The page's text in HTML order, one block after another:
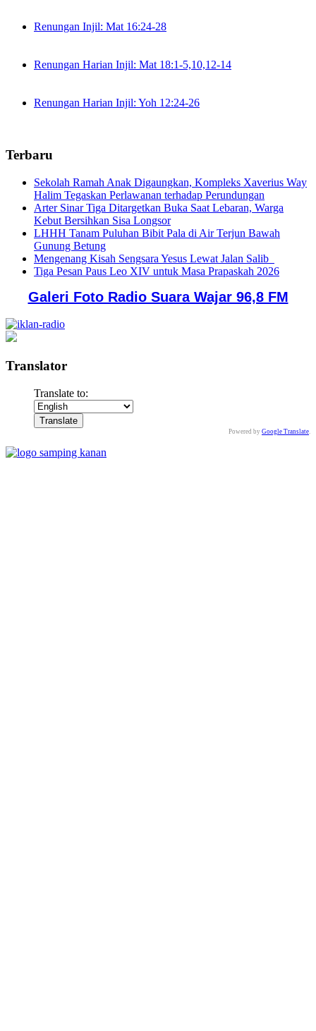
Renungan Injil: Mat 16:24-28
Renungan Harian Injil: Mat 18:1-5,10,12-14
Renungan Harian Injil: Yoh 12:24-26
Terbaru
Sekolah Ramah Anak Digaungkan, Kompleks Xaverius Way
Halim Tegaskan Perlawanan terhadap Perundungan
Arter Sinar Tiga Ditargetkan Buka Saat Lebaran, Warga
Kebut Bersihkan Sisa Longsor
LHHH Tanam Puluhan Bibit Pala di Air Terjun Bawah
Gunung Betung
Mengenang Kisah Sengsara Yesus Lewat Jalan Salib
Tiga Pesan Paus Leo XIV untuk Masa Prapaskah 2026
Galeri Foto Radio Suara Wajar 96,8 FM
Translator
Translate to:
Powered by Google Translate